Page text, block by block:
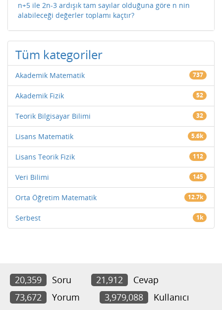
n+5 ile 2n-3 ardışık tam sayılar olduğuna göre n nin
alabileceği değerler toplamı kaçtır?
Tüm kategoriler
Akademik Matematik 737
Akademik Fizik 52
Teorik Bilgisayar Bilimi 32
Lisans Matematik 5.6k
Lisans Teorik Fizik 112
Veri Bilimi 145
Orta Öğretim Matematik 12.7k
Serbest 1k
20,359 Soru 21,912
Cevap
73,672
Yorum 3,979,088 Kullanıcı